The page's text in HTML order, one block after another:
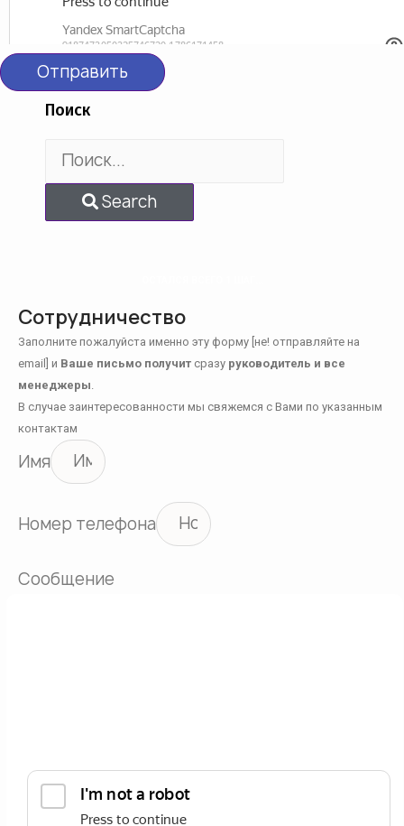
Отправить
Поиск
Search
Сотрудничество
Заполните пожалуйста именно эту форму [не! отправляйте на
email] и Ваше письмо получит сразу руководитель и все
менеджеры
В случае заинтересованности мы свяжемся с Вами по указанным
контактам
Имя
Номер телефона
Сообщение